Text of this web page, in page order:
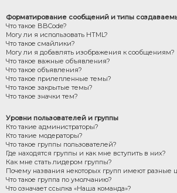
Форматирование сообщений и типы
Что такое BBCode?
Могу ли я использовать HTML?
Что такое смайлики?
Могу ли я добавлять изображения к сообщениям?
Что такое важные объявления?
Что такое объявления?
Что такое прилепленные темы?
Что такое закрытые темы?
Что такое значки тем?
Уровни пользователей и группы
Кто такие администраторы?
Кто такие модераторы?
Что такое группы пользователей?
Где находятся группы и как мне вступить в них?
Как мне стать лидером группы?
Почему названия некоторых групп имеют разные
Что такое группа по умолчанию?
Что означает ссылка «Наша команда»?